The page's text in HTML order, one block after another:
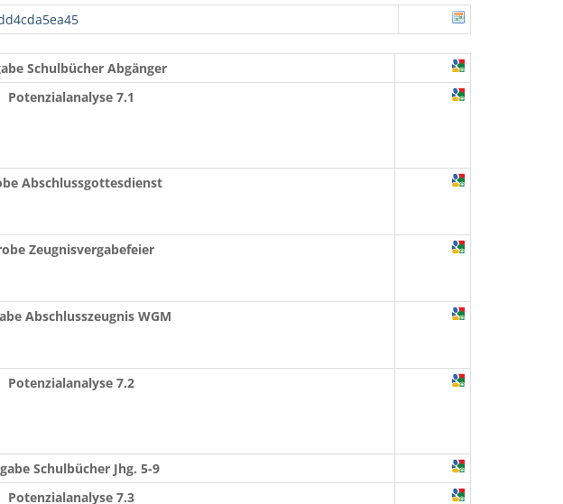
Schulbücher Abgänger
Potenzialanalyse 7.1
Abschlussgottesdienst
Zeugnisvergabefeier
Abschlusszeugnis WGM
Potenzialanalyse 7.2
Schulbücher Jhg. 5-9
Potenzialanalyse 7.3